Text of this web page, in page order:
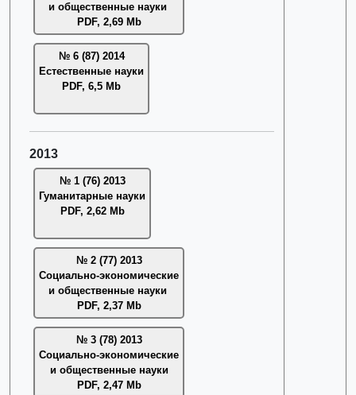
и общественные науки
PDF, 2,69 Mb
№ 6 (87) 2014
Естественные науки
PDF, 6,5 Mb
2013
№ 1 (76) 2013
Гуманитарные науки
PDF, 2,62 Mb
№ 2 (77) 2013
Социально-экономические
и общественные науки
PDF, 2,37 Mb
№ 3 (78) 2013
Социально-экономические
и общественные науки
PDF, 2,47 Mb